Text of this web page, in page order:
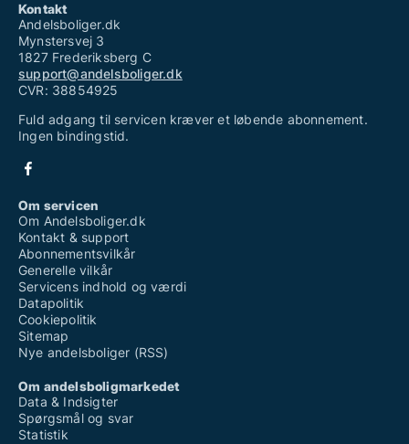
Kontakt
Andelsboliger.dk
Mynstersvej 3
1827 Frederiksberg C
support@andelsboliger.dk
CVR: 38854925
Fuld adgang til servicen kræver et løbende abonnement.
Ingen bindingstid.
Om servicen
Om Andelsboliger.dk
Kontakt & support
Abonnementsvilkår
Generelle vilkår
Servicens indhold og værdi
Datapolitik
Cookiepolitik
Sitemap
Nye andelsboliger (RSS)
Om andelsboligmarkedet
Data & Indsigter
Spørgsmål og svar
Statistik